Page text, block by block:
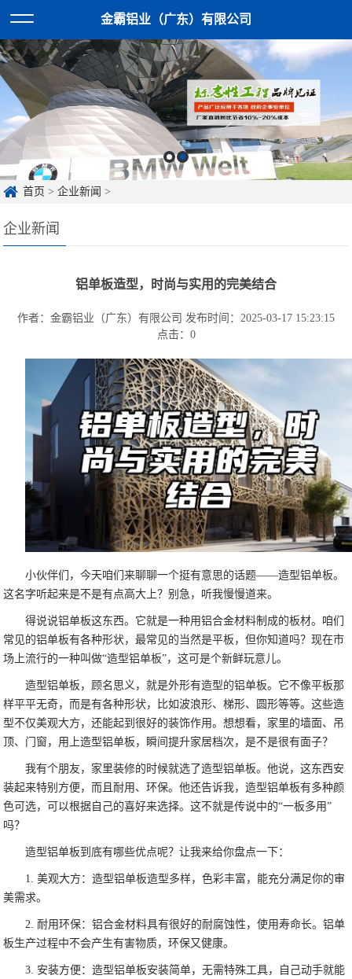
金霸铝业（广东）有限公司
首页 >企业新闻 >
企业新闻
铝单板造型，时尚与实用的完美结合
作者：金霸铝业（广东）有限公司 发布时间：2025-03-17 15:23:15
点击： 0
小伙伴们，今天咱们来聊聊一个挺有意思的话题——造型铝单板。
这名字听起来是不是有点高大上？别急，听我慢慢道来。
得说说铝单板这东西。它就是一种用铝合金材料制成的板材。咱们
常见的铝单板有各种形状，最常见的当然是平板，但你知道吗？现在市
场上流行的一种叫做“造型铝单板”，这可是个新鲜玩意儿。
造型铝单板，顾名思义，就是外形有造型的铝单板。它不像平板那
样平平无奇，而是有各种形状，比如波浪形、梯形、圆形等等。这些造
型不仅美观大方，还能起到很好的装饰作用。想想看，家里的墙面、吊
顶、门窗，用上造型铝单板，瞬间提升家居档次，是不是很有面子？
我有个朋友，家里装修的时候就选了造型铝单板。他说，这东西安
装起来特别方便，而且耐用、环保。他还告诉我，造型铝单板有多种颜
色可选，可以根据自己的喜好来选择。这不就是传说中的“一板多用”
吗？
造型铝单板到底有哪些优点呢？让我来给你盘点一下：
1. 美观大方：造型铝单板造型多样，色彩丰富，能充分满足你的审
美需求。
2. 耐用环保：铝合金材料具有很好的耐腐蚀性，使用寿命长。铝单
板生产过程中不会产生有害物质，环保又健康。
3. 安装方便：造型铝单板安装简单，无需特殊工具，自己动手就能